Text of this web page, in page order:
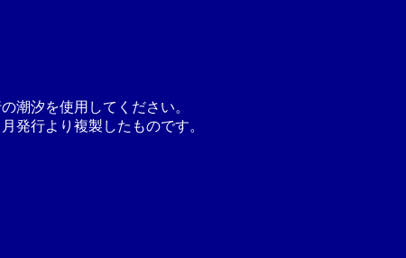
潮汐を使用してください。
発行より複製したものです。